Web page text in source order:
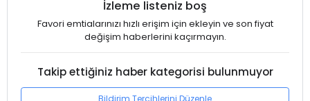
İzleme listeniz boş
Favori emtialarınızı hızlı erişim için ekleyin ve son fiyat
değişim haberlerini kaçırmayın.
Takip ettiğiniz haber kategorisi bulunmuyor